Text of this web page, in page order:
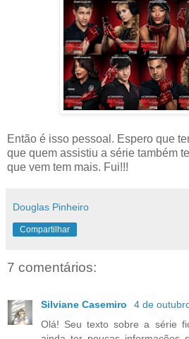
Então é isso pessoal. Espero que
que quem assistiu a série também
que vem tem mais. Fui!!!
Douglas Pinheiro
Compartilhar
7 comentários:
Silviane Casemiro
4 de
Olá! Seu texto sobre a série